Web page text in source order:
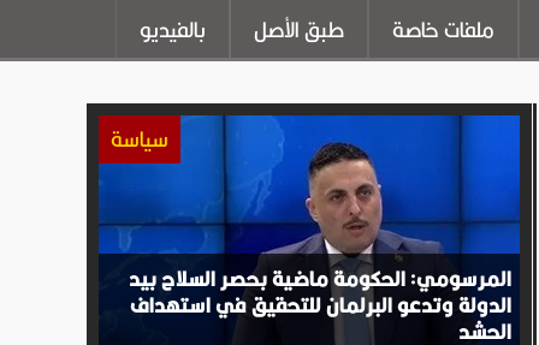
ملفات خاصة طبق الأصل بالفيديو
سياسة
المرسومي: الحكومة ماضية بحصر السلاح بيد
الدولة وتدعو البرلمان للتحقيق في استهداف
الحشد